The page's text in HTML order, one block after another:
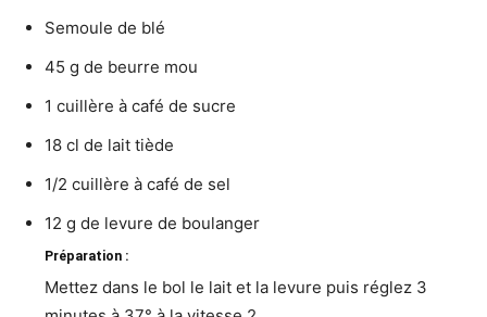
Semoule de blé
45 g de beurre mou
1 cuillère à café de sucre
18 cl de lait tiède
1/2 cuillère à café de sel
12 g de levure de boulanger
Préparation :
Mettez dans le bol le lait et la levure puis réglez 3